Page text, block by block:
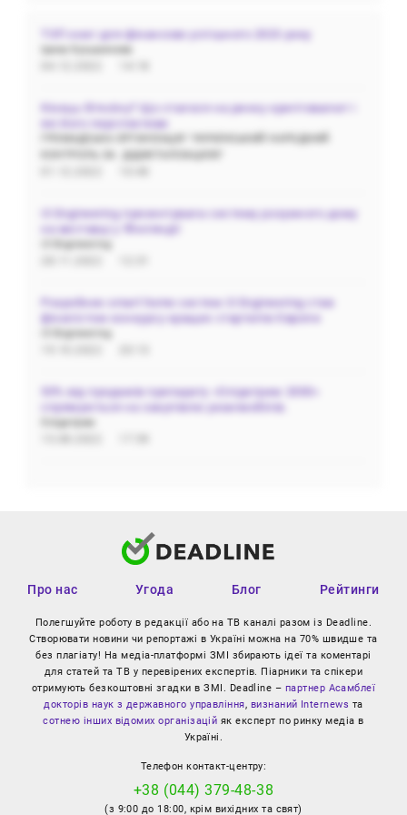
ТОП книг для фінансово успішного 2023 року
Кінець біткоїну? Що сталося на ринку криптовалют і
які його перспективи
i3 Engineering презентувала систему розумного дому
на виставці у Фінляндії
Розробник smart home систем i3 Engineering став
фіналістом конкурсу кращих стартапів Європи
50% від продажів препарату «Олідетрим 2000»
спрямуються на закупівлю реанімобілів.
Про нас Угода Блог Рейтинги
Полегшуйте роботу в редакції або на ТВ каналі разом із Deadline.
Створювати новини чи репортажі в Україні можна на 70% швидше та
без плагіату! На медіа-платформі ЗМІ збирають ідеї та коментарі
для статей та ТВ у перевірених експертів. Піарники та спікери
отримують безкоштовні згадки в ЗМІ. Deadline – партнер Асамблеї
докторів наук з державного управління, визнаний Internews та
сотнею інших відомих організацій як експерт по ринку медіа в
Україні.
Телефон контакт-центру:
+38 (044) 379-48-38
(з 9:00 до 18:00, крім вихідних та свят)